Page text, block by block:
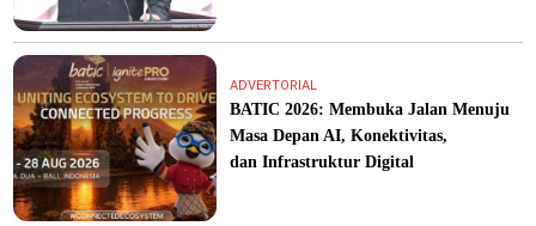
ADVERTORIAL
BATIC 2026: Membuka Jalan Menuju
Masa Depan AI, Konektivitas,
dan Infrastruktur Digital